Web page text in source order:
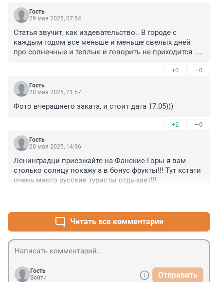
Гость
29 мая 2025, 07:54
Статья звучит, как издевательство.. В городе с
каждым годом все меньше и меньше свелых дней
про солнечные и теплые и говорить не приходится ..
+0 –0
Гость
20 мая 2025, 21:57
Фото вчерашнего заката, и стоит дата 17.05)))
+2 –0
Гость
20 мая 2025, 14:36
Ленинградци приезжайте на Фанские Горы я вам
столько солнцу покажу а в бонус фрукты!!! Тут кстати
очень много русские туристы отдыхает!!!
Читать все комментарии
Гость
Войти
Отправить